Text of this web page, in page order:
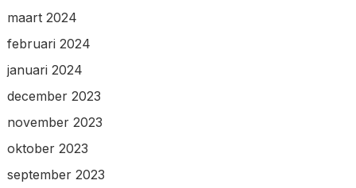
maart 2024
februari 2024
januari 2024
december 2023
november 2023
oktober 2023
september 2023